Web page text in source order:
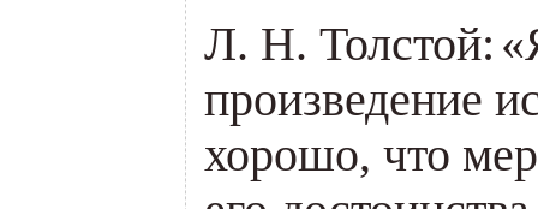
Л. Н. Толстой:«
произведение
хорошо, что